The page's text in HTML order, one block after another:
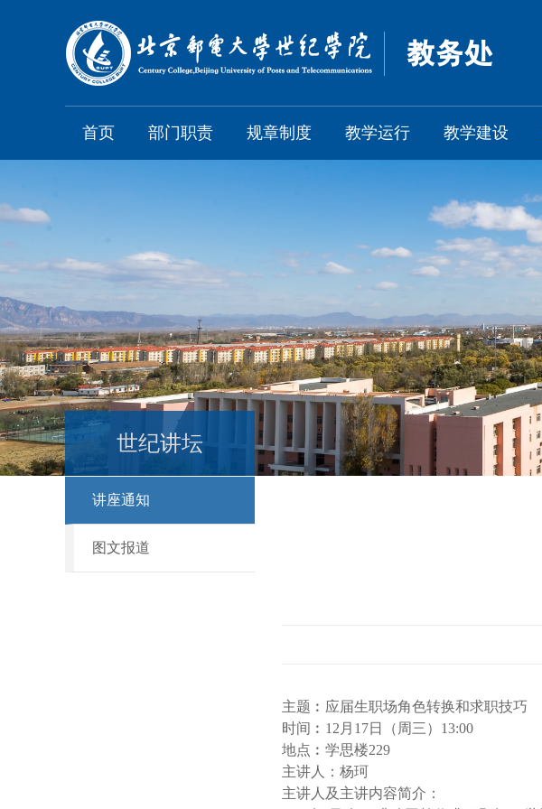
首页 部门职责 规章制度 教学运行 教学建设
世纪讲坛
讲座通知
图文报道
主题︰应届生职场角色转换和求职技巧
时间︰12月17日（周三）13:00
地点︰学思楼229
主讲人：杨珂
主讲人及主讲内容简介：